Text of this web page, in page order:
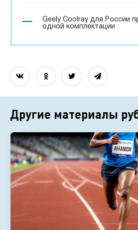
Geely Coolray для России
одной комплектации
Другие материалы